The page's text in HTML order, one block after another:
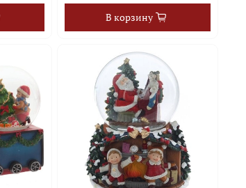
В корзину